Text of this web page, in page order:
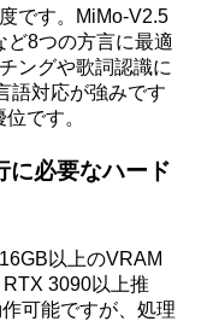
です。MiMo-V2.5
ど8つの方言に最適
ングや歌詞認識に
語対応が強みです
です。
に必要なハード
以上のVRAM
3090以上推
可能ですが、処理